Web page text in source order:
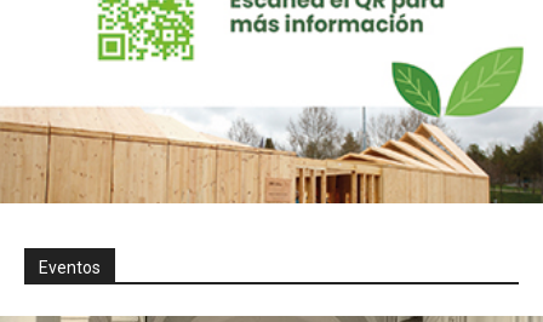
Eventos